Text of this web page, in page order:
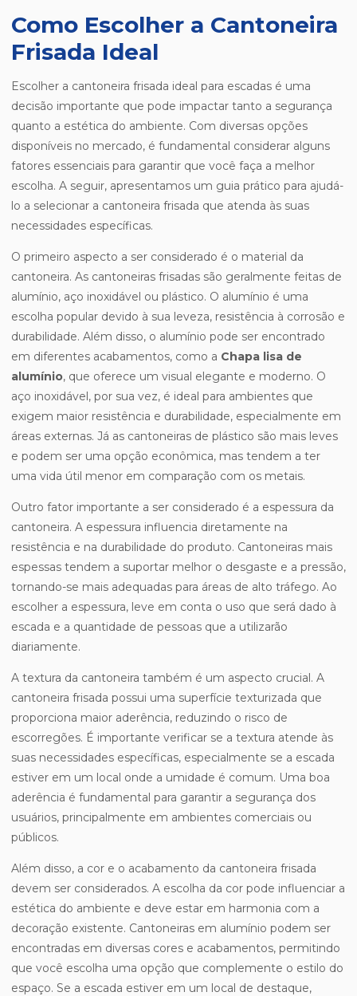
Como Escolher a Cantoneira
Frisada Ideal
Escolher a cantoneira frisada ideal para escadas é uma
decisão importante que pode impactar tanto a segurança
quanto a estética do ambiente. Com diversas opções
disponíveis no mercado, é fundamental considerar alguns
fatores essenciais para garantir que você faça a melhor
escolha. A seguir, apresentamos um guia prático para ajudá-
lo a selecionar a cantoneira frisada que atenda às suas
necessidades específicas.
O primeiro aspecto a ser considerado é o material da
cantoneira. As cantoneiras frisadas são geralmente feitas de
alumínio, aço inoxidável ou plástico. O alumínio é uma
escolha popular devido à sua leveza, resistência à corrosão e
durabilidade. Além disso, o alumínio pode ser encontrado
em diferentes acabamentos, como a Chapa lisa de
alumínio, que oferece um visual elegante e moderno. O
aço inoxidável, por sua vez, é ideal para ambientes que
exigem maior resistência e durabilidade, especialmente em
áreas externas. Já as cantoneiras de plástico são mais leves
e podem ser uma opção econômica, mas tendem a ter
uma vida útil menor em comparação com os metais.
Outro fator importante a ser considerado é a espessura da
cantoneira. A espessura influencia diretamente na
resistência e na durabilidade do produto. Cantoneiras mais
espessas tendem a suportar melhor o desgaste e a pressão,
tornando-se mais adequadas para áreas de alto tráfego. Ao
escolher a espessura, leve em conta o uso que será dado à
escada e a quantidade de pessoas que a utilizarão
diariamente.
A textura da cantoneira também é um aspecto crucial. A
cantoneira frisada possui uma superfície texturizada que
proporciona maior aderência, reduzindo o risco de
escorregões. É importante verificar se a textura atende às
suas necessidades específicas, especialmente se a escada
estiver em um local onde a umidade é comum. Uma boa
aderência é fundamental para garantir a segurança dos
usuários, principalmente em ambientes comerciais ou
públicos.
Além disso, a cor e o acabamento da cantoneira frisada
devem ser considerados. A escolha da cor pode influenciar a
estética do ambiente e deve estar em harmonia com a
decoração existente. Cantoneiras em alumínio podem ser
encontradas em diversas cores e acabamentos, permitindo
que você escolha uma opção que complemente o estilo do
espaço. Se a escada estiver em um local de destaque,